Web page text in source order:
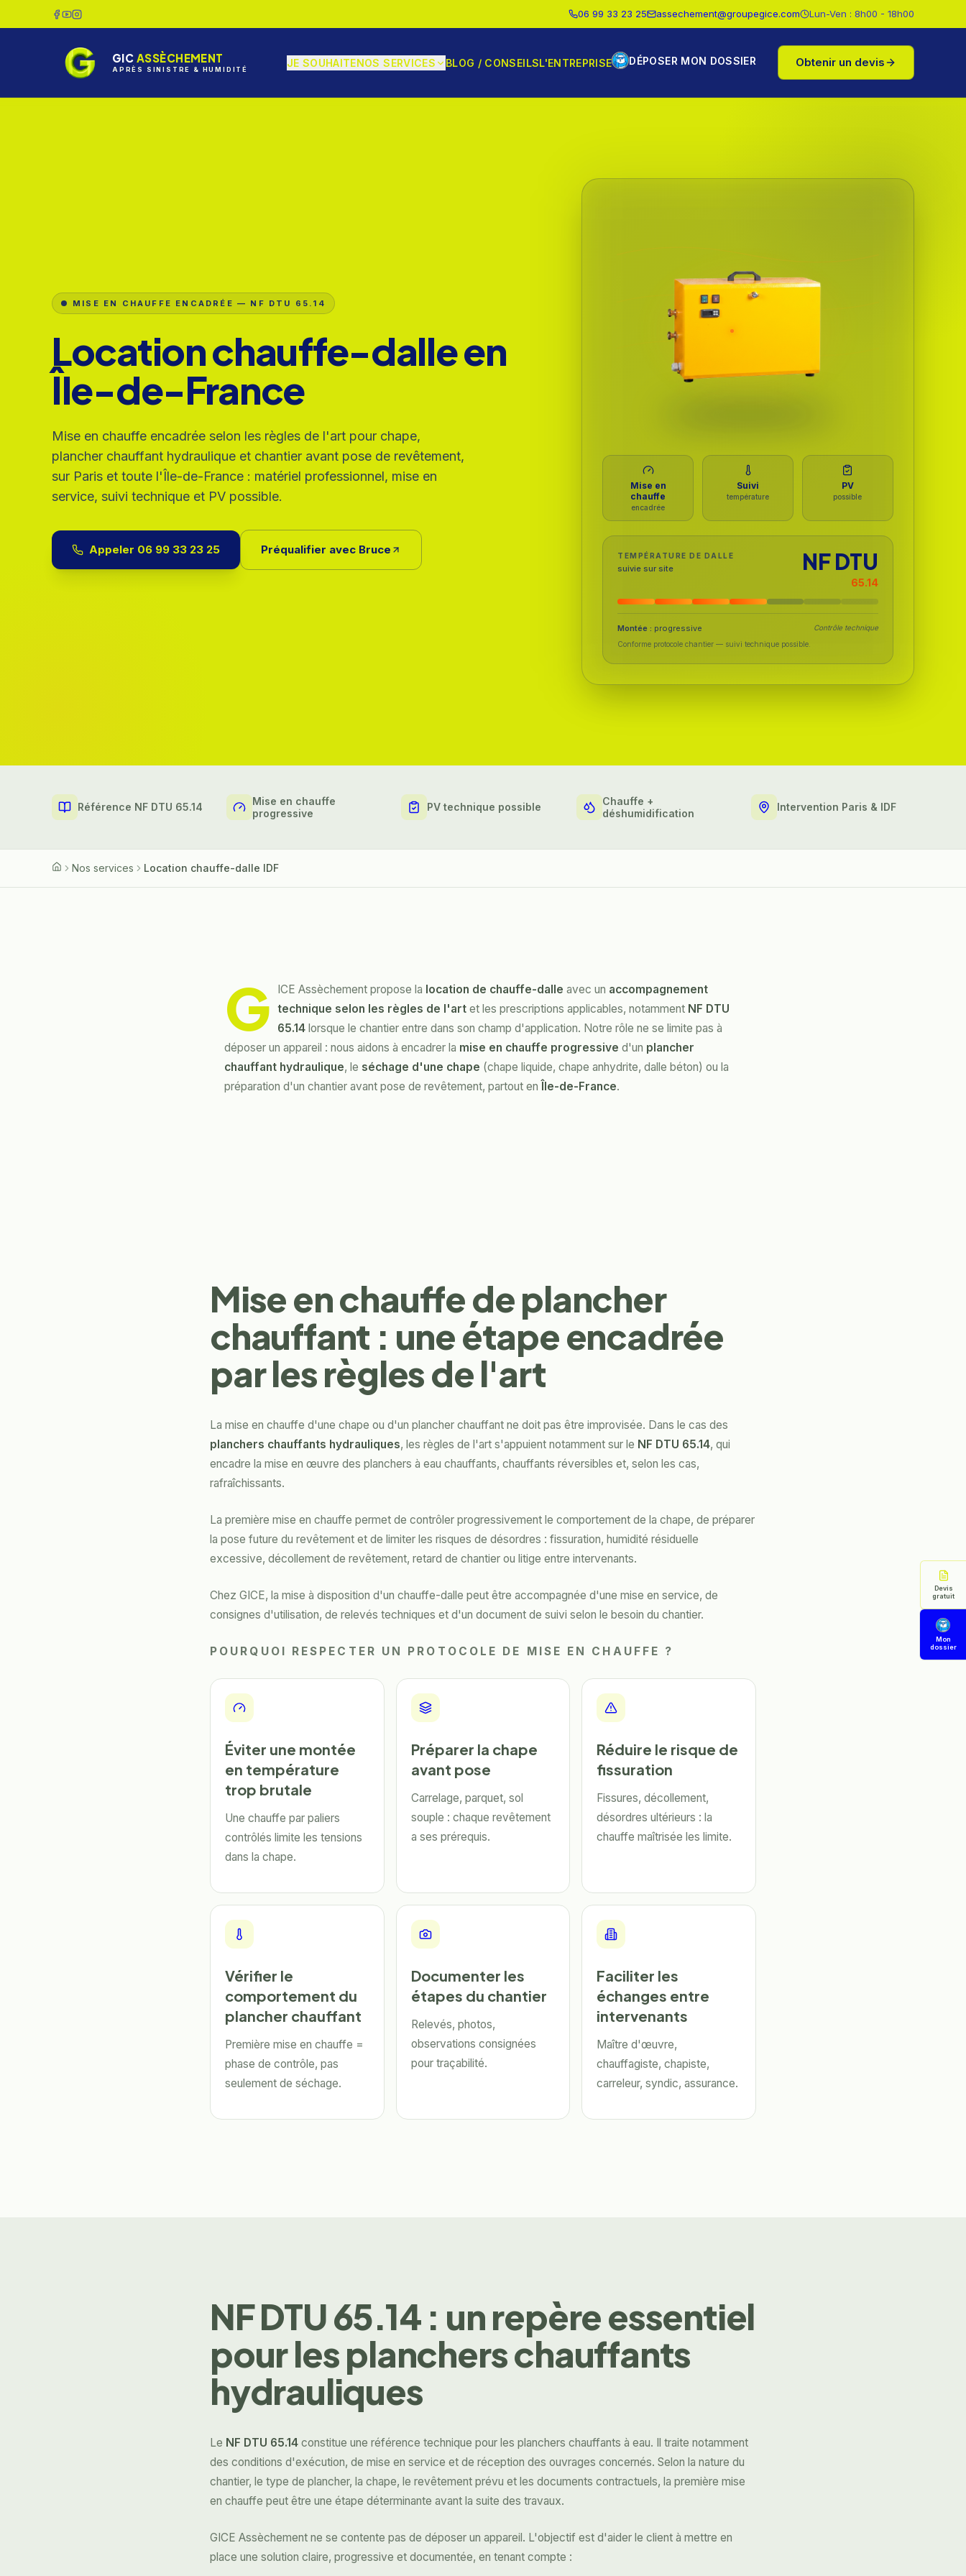
06 99 33 23 25 assechement@groupegice.com Lun-Ven : 8h00 - 18h00
GIC ASSÈCHEMENT
APRÈS SINISTRE & HUMIDITÉ
JE SOUHAITENOS SERVICES BLOG / CONSEILSL'ENTREPRISE DÉPOSER MON DOSSIER Obtenir un devis
Devis
gratuit
Mon
dossier
MISE EN CHAUFFE ENCADRÉE — NF DTU 65.14
Location chauffe-dalle en
Île-de-France
Mise en chauffe encadrée selon les règles de l'art pour chape,
plancher chauffant hydraulique et chantier avant pose de revêtement,
sur Paris et toute l'Île-de-France : matériel professionnel, mise en
service, suivi technique et PV possible.
Appeler 06 99 33 23 25 Préqualifier avec Bruce
Mise en
chauffe
encadrée
Suivi
température
PV
possible
TEMPÉRATURE DE DALLE
suivie sur site NF DTU
65.14
Montée : progressive
Contrôle technique
Conforme protocole chantier — suivi technique possible.
Points clés de notre offre chauffe-dalle
Référence NF DTU 65.14
Mise en chauffe
progressive
PV technique possible
Chauffe +
déshumidification
Intervention Paris & IDF
AccueilNos services Location chauffe-dalle IDF
G ICE Assèchement propose la location de chauffe-dalle avec un accompagnement
technique selon les règles de l'artet les prescriptions applicables, notamment NF DTU
65.14lorsque le chantier entre dans son champ d'application. Notre rôle ne se limite pas à
déposer un appareil : nous aidons à encadrer la mise en chauffe progressive d'un plancher
chauffant hydraulique, le séchage d'une chape (chape liquide, chape anhydrite, dalle béton) ou la
préparation d'un chantier avant pose de revêtement, partout en Île-de-France.
Mise en chauffe de plancher
chauffant : une étape encadrée
par les règles de l'art
La mise en chauffe d'une chape ou d'un plancher chauffant ne doit pas être improvisée. Dans le cas des
planchers chauffants hydrauliques, les règles de l'art s'appuient notamment sur le NF DTU 65.14, qui
encadre la mise en œuvre des planchers à eau chauffants, chauffants réversibles et, selon les cas,
rafraîchissants.
La première mise en chauffe permet de contrôler progressivement le comportement de la chape, de préparer
la pose future du revêtement et de limiter les risques de désordres : fissuration, humidité résiduelle
excessive, décollement de revêtement, retard de chantier ou litige entre intervenants.
Chez GICE, la mise à disposition d'un chauffe-dalle peut être accompagnée d'une mise en service, de
consignes d'utilisation, de relevés techniques et d'un document de suivi selon le besoin du chantier.
POURQUOI RESPECTER UN PROTOCOLE DE MISE EN CHAUFFE ?
Éviter une montée
en température
trop brutale
Une chauffe par paliers
contrôlés limite les tensions
dans la chape.
Préparer la chape
avant pose
Carrelage, parquet, sol
souple : chaque revêtement
a ses prérequis.
Réduire le risque de
fissuration
Fissures, décollement,
désordres ultérieurs : la
chauffe maîtrisée les limite.
Vérifier le
comportement du
plancher chauffant
Première mise en chauffe =
phase de contrôle, pas
seulement de séchage.
Documenter les
étapes du chantier
Relevés, photos,
observations consignées
pour traçabilité.
Faciliter les
échanges entre
intervenants
Maître d'œuvre,
chauffagiste, chapiste,
carreleur, syndic, assurance.
NF DTU 65.14 : un repère essentiel
pour les planchers chauffants
hydrauliques
Le NF DTU 65.14 constitue une référence technique pour les planchers chauffants à eau. Il traite notamment
des conditions d'exécution, de mise en service et de réception des ouvrages concernés. Selon la nature du
chantier, le type de plancher, la chape, le revêtement prévu et les documents contractuels, la première mise
en chauffe peut être une étape déterminante avant la suite des travaux.
GICE Assèchement ne se contente pas de déposer un appareil. L'objectif est d'aider le client à mettre en
place une solution claire, progressive et documentée, en tenant compte :